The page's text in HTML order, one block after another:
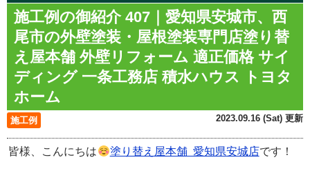
施工例の御紹介 407｜愛知県安城市、西
尾市の外壁塗装・屋根塗装専門店塗り替
え屋本舗 外壁リフォーム 適正価格 サイ
ディング 一条工務店 積水ハウス トヨタ
ホーム
施工例 2023.09.16 (Sat) 更新
皆様、こんにちは 塗り替え屋本舗 愛知県安城店です！